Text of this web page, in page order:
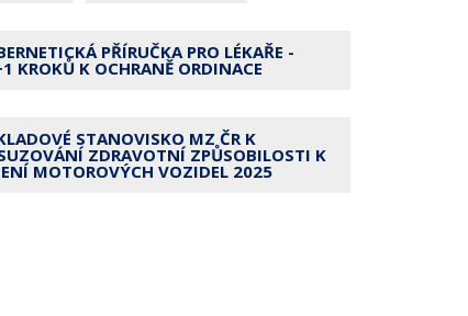
PŘÍRUČKA PRO LÉKAŘE -
KROKŮ K OCHRANĚ ORDINACE
STANOVISKO MZ ČR K
ZDRAVOTNÍ ZPŮSOBILOSTI K
MOTOROVÝCH VOZIDEL 2025